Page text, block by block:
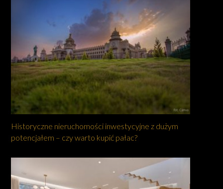
Historyczne nieruchomości inwestycyjne z dużym
potencjałem – czy warto kupić pałac?